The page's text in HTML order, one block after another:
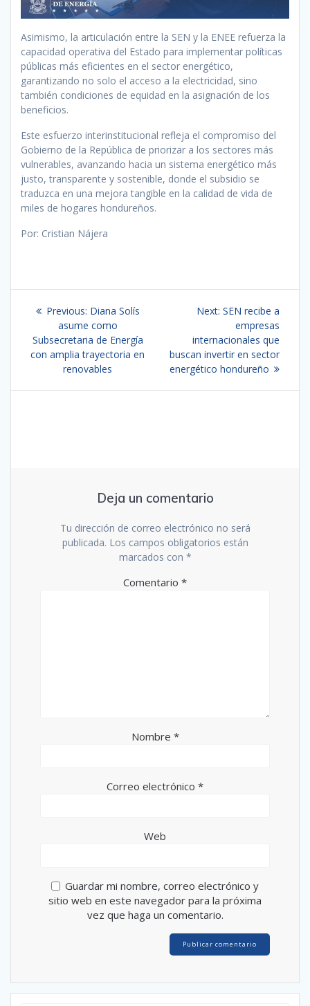
Asimismo, la articulación entre la SEN y la ENEE refuerza la
capacidad operativa del Estado para implementar políticas
públicas más eficientes en el sector energético,
garantizando no solo el acceso a la electricidad, sino
también condiciones de equidad en la asignación de los
beneficios.
Este esfuerzo interinstitucional refleja el compromiso del
Gobierno de la República de priorizar a los sectores más
vulnerables, avanzando hacia un sistema energético más
justo, transparente y sostenible, donde el subsidio se
traduzca en una mejora tangible en la calidad de vida de
miles de hogares hondureños.
Por: Cristian Nájera
Navegación
de
entradas
Previous: Previous
post:
Diana Solís
asume como
Subsecretaria de Energía
con amplia trayectoria en
renovables
Next: Next
post:
SEN recibe a
empresas
internacionales que
buscan invertir en sector
energético hondureño
Deja un comentario
Tu dirección de correo electrónico no será
publicada. Los campos obligatorios están
marcados con *
Comentario *
Nombre *
Correo electrónico *
Web
Guardar mi nombre, correo electrónico y
sitio web en este navegador para la próxima
vez que haga un comentario.